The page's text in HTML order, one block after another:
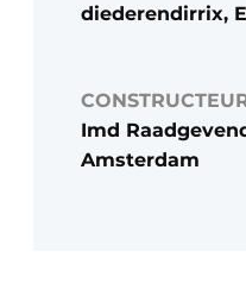
diederendirrix,
Imd
Amsterdam